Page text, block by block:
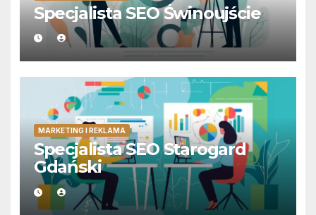
Specjalista SEO Świnoujście
MARKETING I REKLAMA
Specjalista SEO Starogard
Gdański